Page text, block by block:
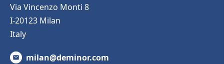
Via Vincenzo Monti 8
I-20123 Milan
Italy
milan@deminor.com